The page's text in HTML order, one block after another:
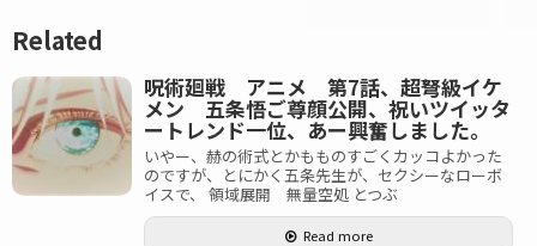
Related
呪術廻戦 アニメ 第7話、超弩級イケ
メン 五条悟ご尊顔公開、祝いツイッタ
ートレンド一位、あー興奮しました。
いやー、赫の術式とかもものすごくカッコよかった
のですが、とにかく五条先生が、セクシーなローボ
イスで、 領域展開 無量空処 とつぶ
Read more